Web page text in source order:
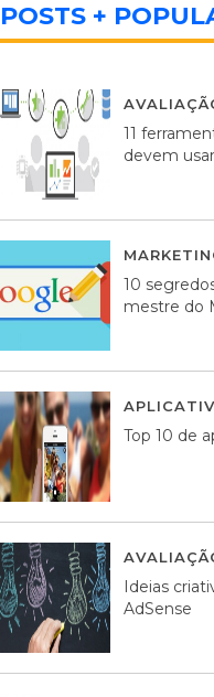
POSTS +
11
devem usar
10
mestre do
Top 10 de
Ideias
AdSense